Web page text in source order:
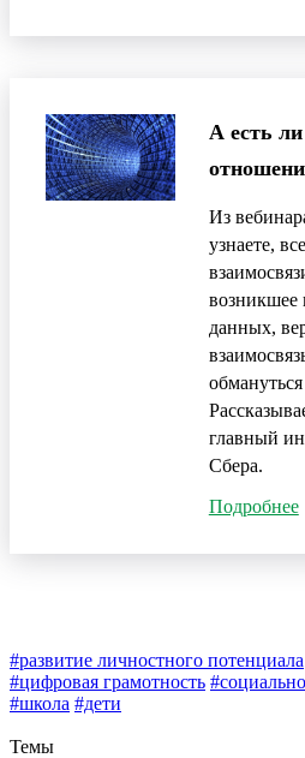
А есть
Из
узнаете,
возникшее
данных,
главный
Сбера.
Подробнее
#развитие личностного потенциала
#цифровая грамотность
#школа #дети
Темы